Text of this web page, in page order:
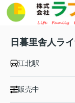
日暮里舎人ラ
江北駅
販売中